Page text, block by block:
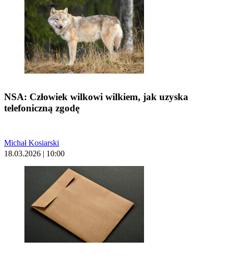
NSA: Człowiek wilkowi wilkiem, jak uzyska
telefoniczną zgodę
Michał Kosiarski
18.03.2026 | 10:00